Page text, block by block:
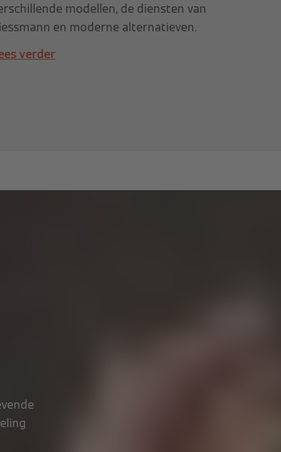
modellen, de diensten van
en moderne alternatieven.
verder